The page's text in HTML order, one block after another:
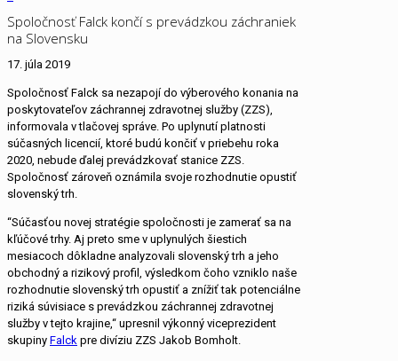
Spoločnosť Falck končí s prevádzkou záchraniek
na Slovensku
17. júla 2019
Spoločnosť Falck sa nezapojí do výberového konania na
poskytovateľov záchrannej zdravotnej služby (ZZS),
informovala v tlačovej správe. Po uplynutí platnosti
súčasných licencií, ktoré budú končiť v priebehu roka
2020, nebude ďalej prevádzkovať stanice ZZS.
Spoločnosť zároveň oznámila svoje rozhodnutie opustiť
slovenský trh.
“Súčasťou novej stratégie spoločnosti je zamerať sa na
kľúčové trhy. Aj preto sme v uplynulých šiestich
mesiacoch dôkladne analyzovali slovenský trh a jeho
obchodný a rizikový profil, výsledkom čoho vzniklo naše
rozhodnutie slovenský trh opustiť a znížiť tak potenciálne
riziká súvisiace s prevádzkou záchrannej zdravotnej
služby v tejto krajine,“ upresnil výkonný viceprezident
skupiny Falck pre divíziu ZZS Jakob Bomholt.